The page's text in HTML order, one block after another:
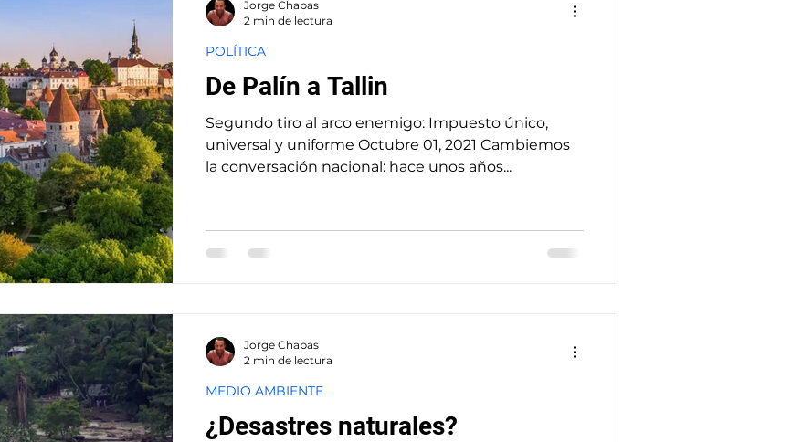
De Palín a Tallin
Segundo tiro al arco enemigo: Impuesto único,
universal y uniforme Octubre 01, 2021 Cambiemos
la conversación nacional: hace unos años...
POLÍTICA
Jorge Chapas
2 min de lectura
¿Desastres naturales?
MEDIO AMBIENTE
Jorge Chapas
2 min de lectura